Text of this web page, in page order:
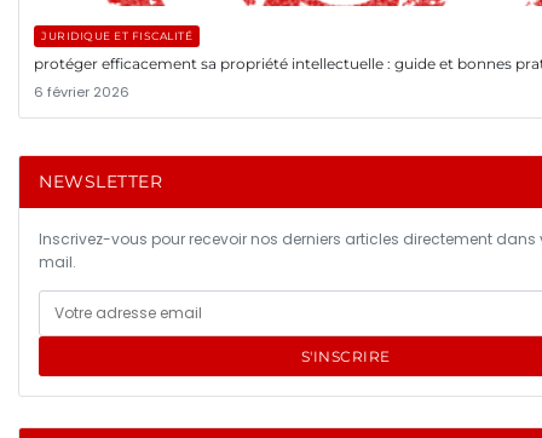
JURIDIQUE ET FISCALITÉ
protéger efficacement sa propriété intellectuelle : guide et bonnes
6 février 2026
NEWSLETTER
Inscrivez-vous pour recevoir nos derniers articles directement dans
mail.
S'INSCRIRE